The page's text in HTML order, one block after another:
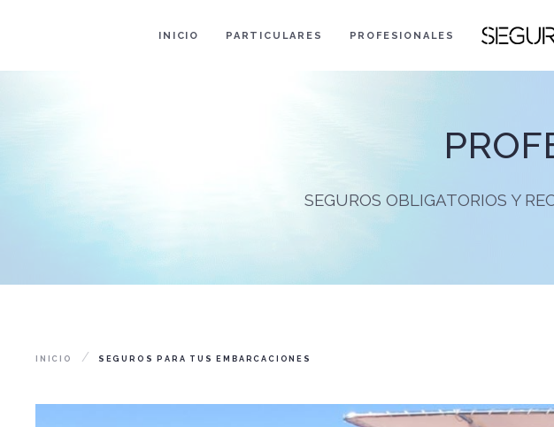
INICIO PARTICULARES PROFESIONALES
SEGUROS OBLIGATORIOS Y
INICIO SEGUROS PARA TUS EMBARCACIONES